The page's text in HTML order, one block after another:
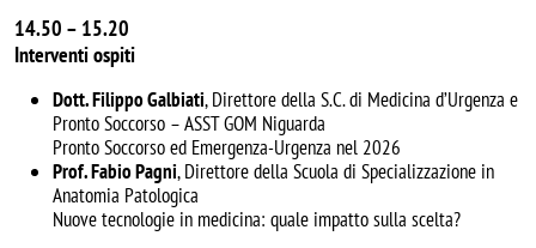
14.50 – 15.20
Interventi ospiti
Dott. Filippo Galbiati, Direttore della S.C. di Medicina d’Urgenza e
Pronto Soccorso – ASST GOM Niguarda
Pronto Soccorso ed Emergenza-Urgenza nel 2026
Prof. Fabio Pagni, Direttore della Scuola di Specializzazione in
Anatomia Patologica
Nuove tecnologie in medicina: quale impatto sulla scelta?